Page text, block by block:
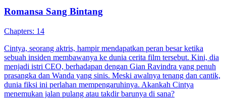
Romansa Sang Bintang
Chapters: 14
Cintya, seorang aktris, hampir mendapatkan peran besar ketika
sebuah insiden membawanya ke dunia cerita film tersebut. Kini, dia
menjadi istri CEO, berhadapan dengan Gian Ravindra yang penuh
prasangka dan Wanda yang sinis. Meski awalnya tenang dan cantik,
dunia fiksi ini perlahan mempengaruhinya. Akankah Cintya
menemukan jalan pulang atau takdir barunya di sana?